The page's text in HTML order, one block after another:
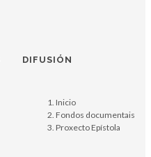
DIFUSIÓN
Inicio
Fondos documentais
Proxecto Epístola